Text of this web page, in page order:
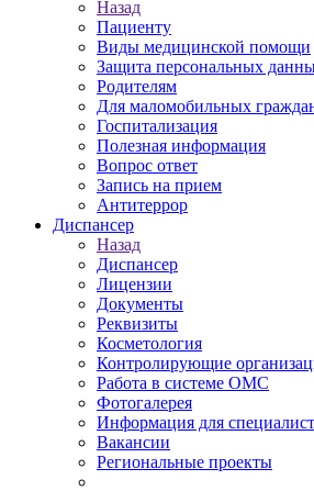
Назад
Пациенту
Виды медицинской помощи
Защита персональных
Родителям
Для маломобильных
Госпитализация
Полезная информация
Вопрос ответ
Запись на прием
Антитеррор
Диспансер
Назад
Диспансер
Лицензии
Документы
Реквизиты
Косметология
Контролирующие
Работа в системе ОМС
Фотогалерея
Информация для
Вакансии
Региональные проекты